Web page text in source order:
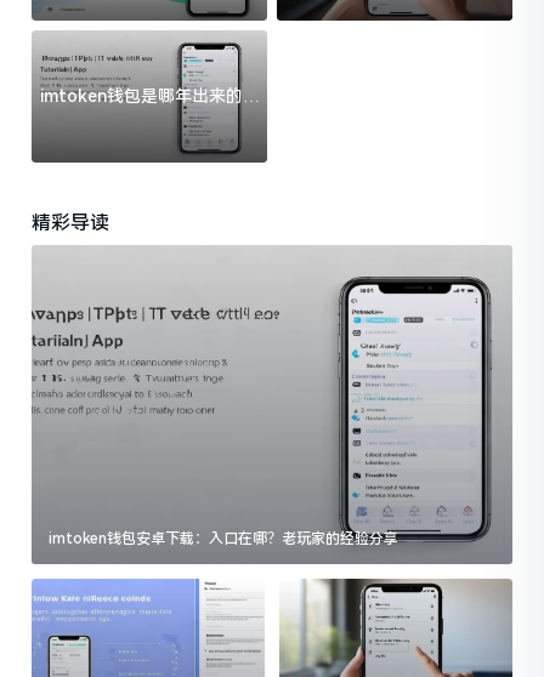
imtoken钱包是哪年出来的？
一文给你说清楚
精彩导读
imtoken钱包安卓下载：入口在哪？老玩家的经验分享